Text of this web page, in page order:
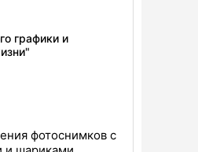
фотоснимков с